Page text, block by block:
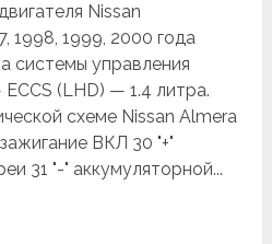
Nissan
1998, 1999, 2000 года
системы управления
(LHD) — 1.4 литра.
схеме Nissan Almera
ВКЛ 30 "+"
31 "-" аккумуляторной...